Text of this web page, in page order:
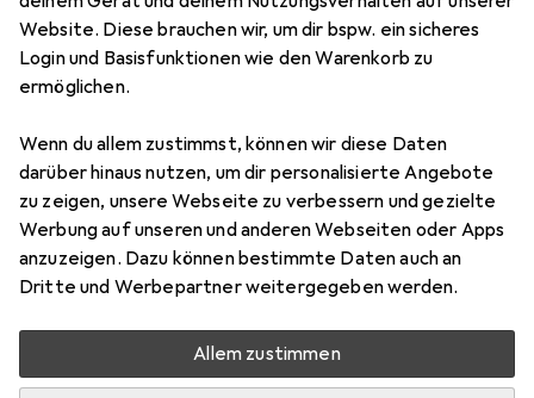
Website. Diese brauchen wir, um dir bspw. ein sicheres
Login und Basisfunktionen wie den Warenkorb zu
ermöglichen.
Wenn du allem zustimmst, können wir diese Daten
darüber hinaus nutzen, um dir personalisierte Angebote
zu zeigen, unsere Webseite zu verbessern und gezielte
Werbung auf unseren und anderen Webseiten oder Apps
anzuzeigen. Dazu können bestimmte Daten auch an
Dritte und Werbepartner weitergegeben werden.
Allem zustimmen
NSV Qwixx gemiXXt Zusatzblöcke
Deutsch, 2 - 5 Spieler
25
Bewertungen
Aktuell nicht lieferbar
Benachrichtigen, wenn lieferbar
Vergleichen Merken